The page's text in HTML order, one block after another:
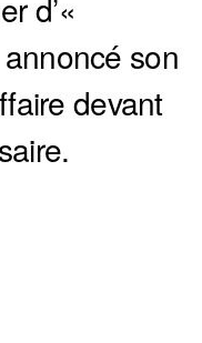
d’«
son
devant